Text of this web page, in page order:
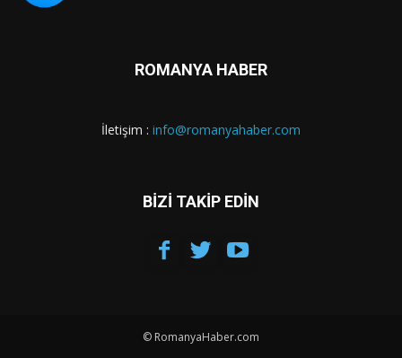
ROMANYA HABER
İletişim : info@romanyahaber.com
BİZİ TAKİP EDİN
© RomanyaHaber.com